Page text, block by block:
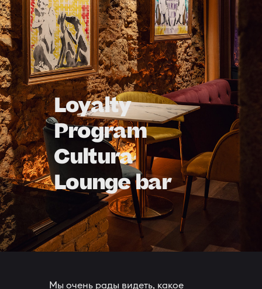
Loyalty
Program
Cultura
Lounge bar
Мы очень рады видеть, какое